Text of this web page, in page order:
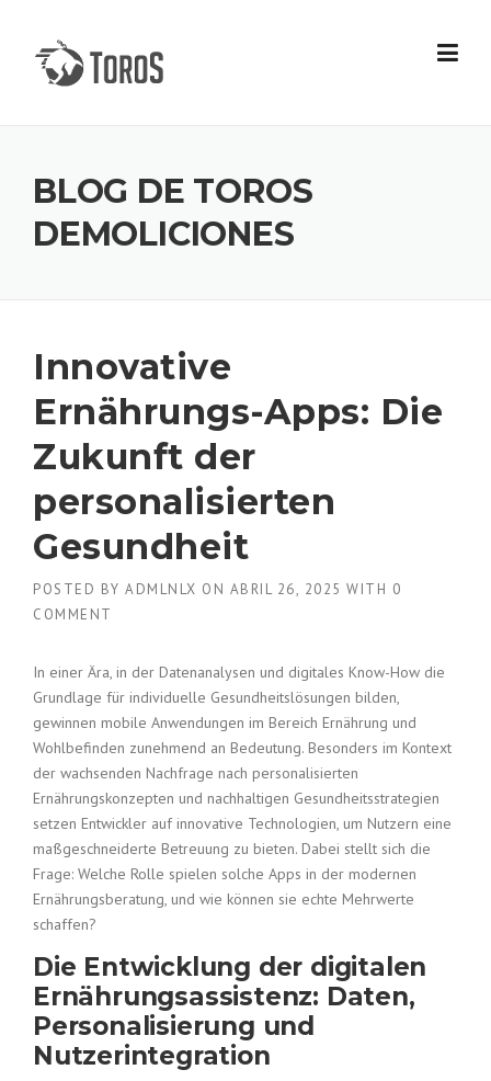
content
BLOG DE TOROS
DEMOLICIONES
Innovative
Ernährungs-Apps: Die
Zukunft der
personalisierten
Gesundheit
POSTED BY ADMLNLX ON ABRIL 26, 2025 WITH 0
COMMENT
In einer Ära, in der Datenanalysen und digitales Know-How die
Grundlage für individuelle Gesundheitslösungen bilden,
gewinnen mobile Anwendungen im Bereich Ernährung und
Wohlbefinden zunehmend an Bedeutung. Besonders im Kontext
der wachsenden Nachfrage nach personalisierten
Ernährungskonzepten und nachhaltigen Gesundheitsstrategien
setzen Entwickler auf innovative Technologien, um Nutzern eine
maßgeschneiderte Betreuung zu bieten. Dabei stellt sich die
Frage: Welche Rolle spielen solche Apps in der modernen
Ernährungsberatung, und wie können sie echte Mehrwerte
schaffen?
Die Entwicklung der digitalen
Ernährungsassistenz: Daten,
Personalisierung und
Nutzerintegration